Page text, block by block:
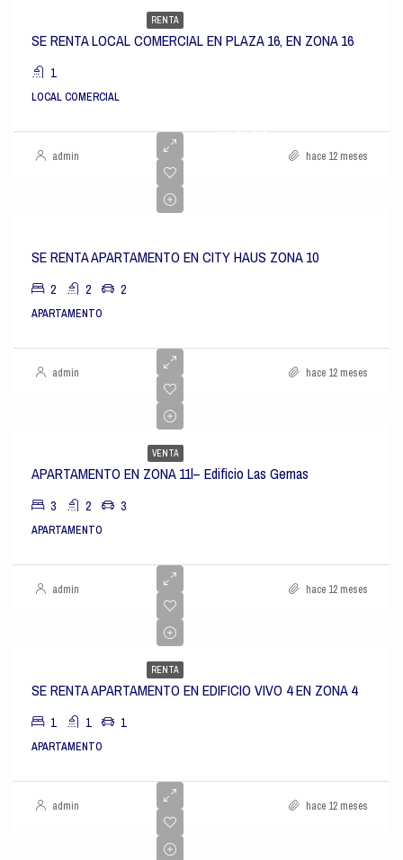
RENTA
SE RENTA LOCAL COMERCIAL EN PLAZA 16, EN ZONA 16
1
LOCAL COMERCIAL
admin hace 12 meses
USD sin
SE RENTA APARTAMENTO EN CITY HAUS ZONA 10
2 2 2
APARTAMENTO
admin hace 12 meses
VENTA
APARTAMENTO EN ZONA 11l– Edificio Las Gemas
3 2 3
APARTAMENTO
admin hace 12 meses
RENTA
SE RENTA APARTAMENTO EN EDIFICIO VIVO 4 EN ZONA 4
1 1 1
APARTAMENTO
admin hace 12 meses